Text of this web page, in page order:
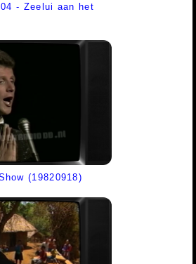
- Zeelui aan het
(19820918)